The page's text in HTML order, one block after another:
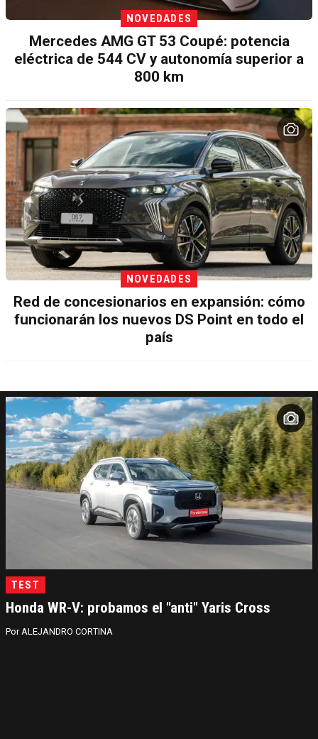
NOVEDADES
Mercedes AMG GT 53 Coupé: potencia
eléctrica de 544 CV y autonomía superior a
800 km
NOVEDADES
Red de concesionarios en expansión: cómo
funcionarán los nuevos DS Point en todo el
país
TEST
Honda WR-V: probamos el "anti" Yaris Cross
ALEJANDRO CORTINA